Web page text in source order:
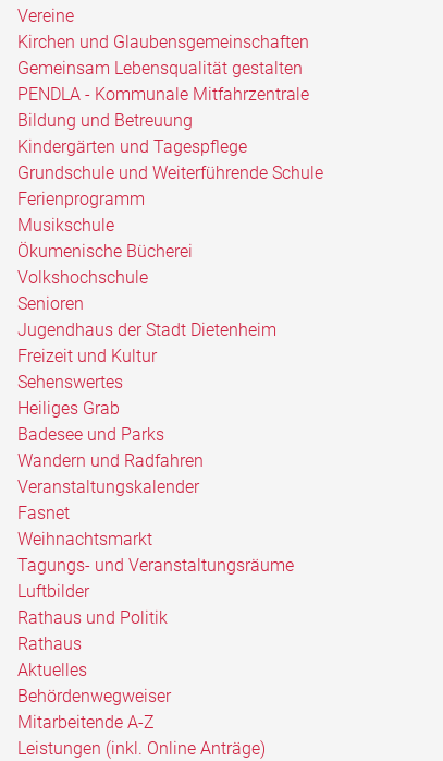
Vereine
Kirchen und Glaubensgemeinschaften
Gemeinsam Lebensqualität gestalten
PENDLA - Kommunale Mitfahrzentrale
Bildung und Betreuung
Kindergärten und Tagespflege
Grundschule und Weiterführende Schule
Ferienprogramm
Musikschule
Ökumenische Bücherei
Volkshochschule
Senioren
Jugendhaus der Stadt Dietenheim
Freizeit und Kultur
Sehenswertes
Heiliges Grab
Badesee und Parks
Wandern und Radfahren
Veranstaltungskalender
Fasnet
Weihnachtsmarkt
Tagungs- und Veranstaltungsräume
Luftbilder
Rathaus und Politik
Rathaus
Aktuelles
Behördenwegweiser
Mitarbeitende A-Z
Leistungen (inkl. Online Anträge)